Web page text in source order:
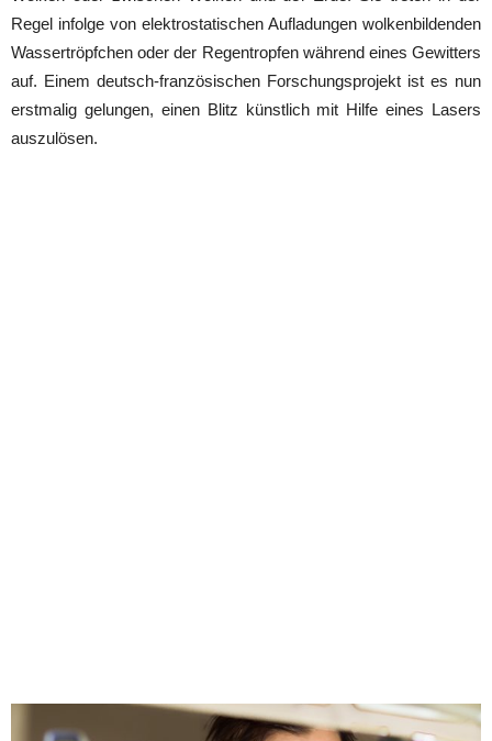
Regel infolge von elektrostatischen Aufladungen wolkenbildenden
Wassertröpfchen oder der Regentropfen während eines Gewitters
auf. Einem deutsch-französischen Forschungsprojekt ist es nun
erstmalig gelungen, einen Blitz künstlich mit Hilfe eines Lasers
auszulösen.